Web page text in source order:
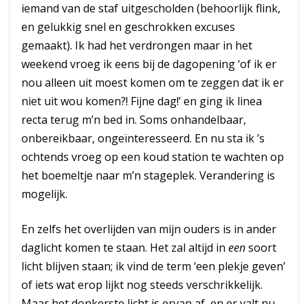
iemand van de staf uitgescholden (behoorlijk flink,
en gelukkig snel en geschrokken excuses
gemaakt). Ik had het verdrongen maar in het
weekend vroeg ik eens bij de dagopening ‘of ik er
nou alleen uit moest komen om te zeggen dat ik er
niet uit wou komen?! Fijne dag!’ en ging ik linea
recta terug m’n bed in. Soms onhandelbaar,
onbereikbaar, ongeïnteresseerd. En nu sta ik ’s
ochtends vroeg op een koud station te wachten op
het boemeltje naar m’n stageplek. Verandering is
mogelijk.
En zelfs het overlijden van mijn ouders is in ander
daglicht komen te staan. Het zal altijd in eensoort
licht blijven staan; ik vind de term ‘een plekje geven’
of iets wat erop lijkt nog steeds verschrikkelijk.